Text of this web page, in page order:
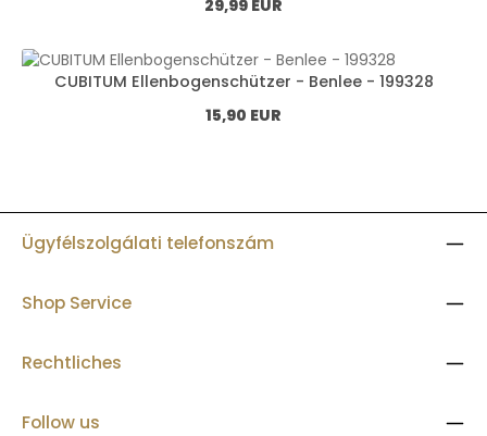
29,99 EUR
CUBITUM Ellenbogenschützer - Benlee - 199328
Normál ár:
15,90 EUR
Ügyfélszolgálati telefonszám
Shop Service
Rechtliches
Follow us